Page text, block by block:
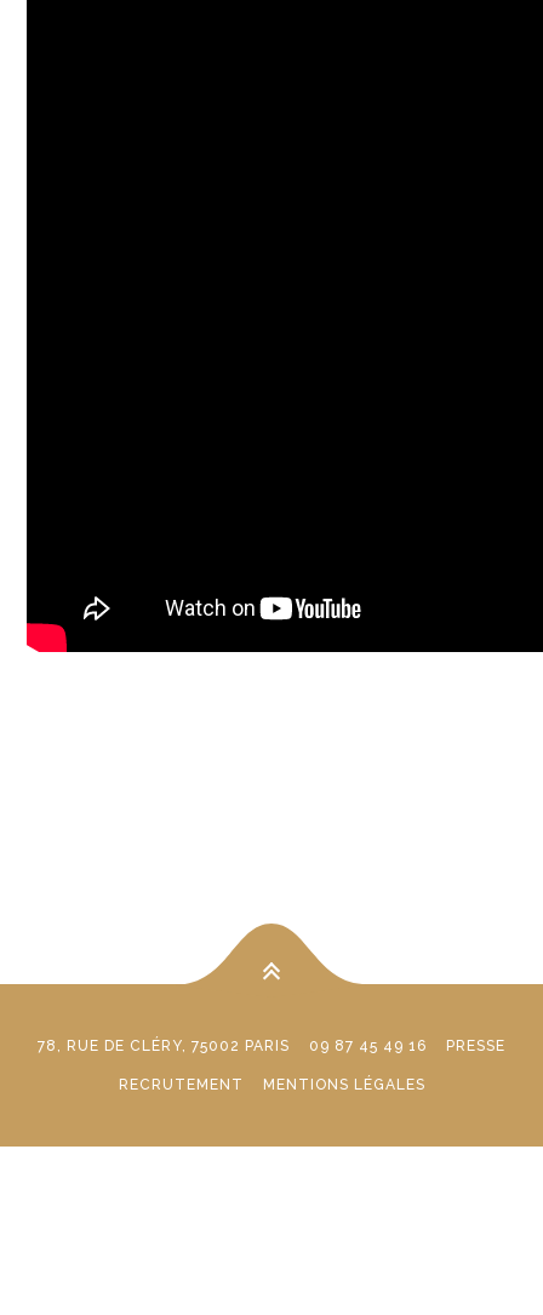
78, RUE DE CLÉRY, 75002 PARIS 09 87 45 49 16 PRESSE
RECRUTEMENT MENTIONS LÉGALES